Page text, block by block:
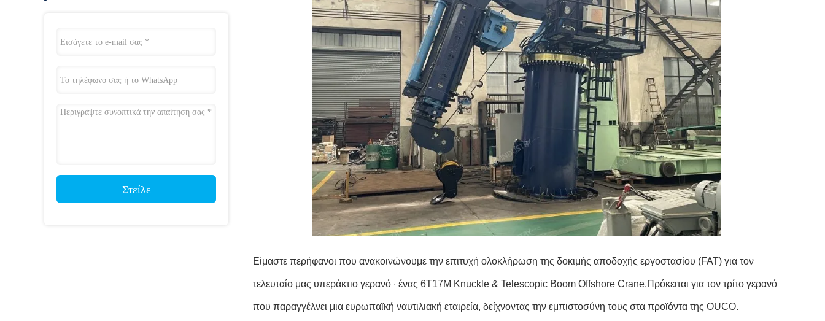
Στείλε
Είμαστε περήφανοι που ανακοινώνουμε την επιτυχή ολοκλήρωση της δοκιμής αποδοχής εργοστασίου (FAT) για τον
τελευταίο μας υπεράκτιο γερανό ∙ ένας 6T17M Knuckle & Telescopic Boom Offshore Crane.Πρόκειται για τον τρίτο γερανό
που παραγγέλνει μια ευρωπαϊκή ναυτιλιακή εταιρεία, δείχνοντας την εμπιστοσύνη τους στα προϊόντα της OUCO.